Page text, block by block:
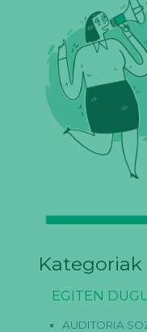
Kategoriak
EGITEN
AUDITORIA